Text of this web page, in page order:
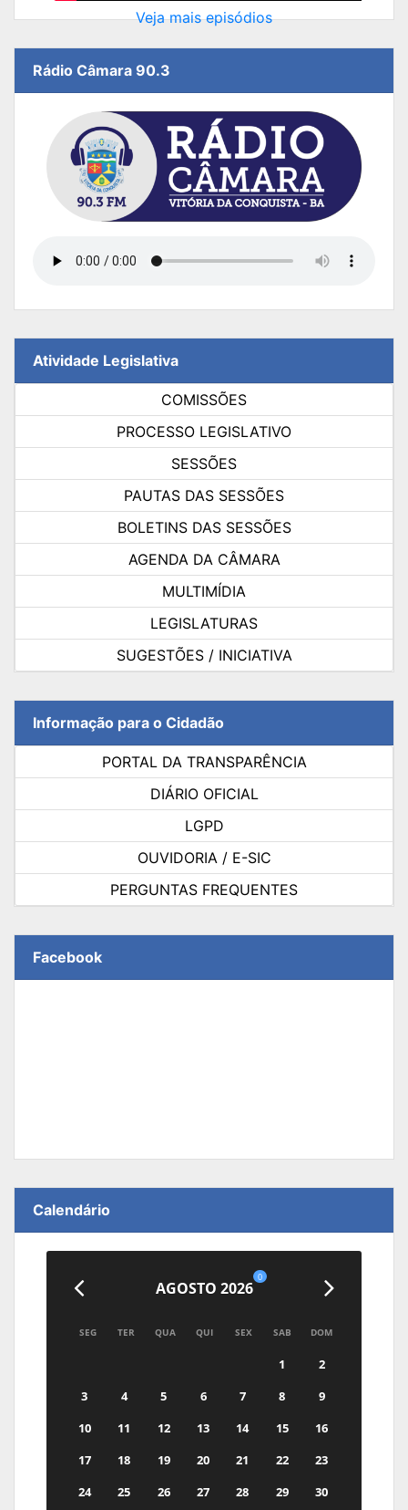
Veja mais episódios
Rádio Câmara 90.3
Atividade Legislativa
COMISSÕES
PROCESSO LEGISLATIVO
SESSÕES
PAUTAS DAS SESSÕES
BOLETINS DAS SESSÕES
AGENDA DA CÂMARA
MULTIMÍDIA
LEGISLATURAS
SUGESTÕES / INICIATIVA
Informação para o Cidadão
PORTAL DA TRANSPARÊNCIA
DIÁRIO OFICIAL
LGPD
OUVIDORIA / E-SIC
PERGUNTAS FREQUENTES
Facebook
Calendário
AGOSTO 2026
0
SEG TER QUA QUI SEX SAB DOM
1
2
3
4 5 6 7 8
9
10
11 12 13 14 15
16
17
18 19 20 21 22
23
24
25 26 27 28 29
30